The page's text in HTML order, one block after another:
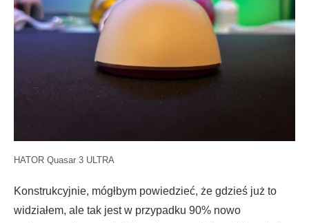
HATOR Quasar 3 ULTRA
Konstrukcyjnie, mógłbym powiedzieć, że gdzieś już to
widziałem, ale tak jest w przypadku 90% nowo